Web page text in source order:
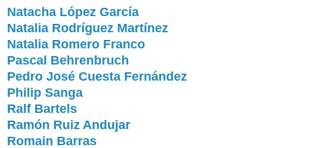
Natacha López García
Natalia Rodríguez Martínez
Natalia Romero Franco
Pascal Behrenbruch
Pedro José Cuesta Fernández
Philip Sanga
Ralf Bartels
Ramón Ruiz Andujar
Romain Barras